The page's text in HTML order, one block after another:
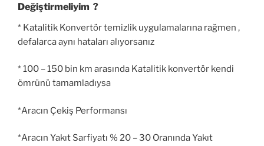
Değiştirmeliyim ?
* Katalitik Konvertör temizlik uygulamalarına rağmen ,
defalarca aynı hataları alıyorsanız
* 100 – 150 bin km arasında Katalitik konvertör kendi
ömrünü tamamladıysa
*Aracın Çekiş Performansı
*Aracın Yakıt Sarfiyatı % 20 – 30 Oranında Yakıt